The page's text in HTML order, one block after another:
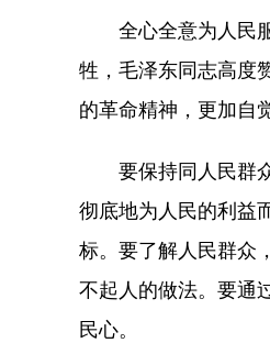
全心全意为人民服
牲，毛泽东同志高度
的革命精神，更加自
要保持同人民群众
彻底地为人民的利益
标。要了解人民群众
不起人的做法。要通
民心。